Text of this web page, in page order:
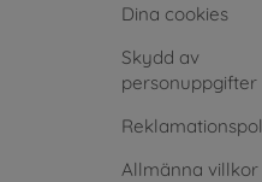
Dina cookies
Skydd av
personuppgifter
Allmänna villkor